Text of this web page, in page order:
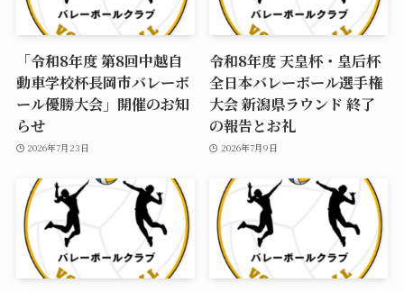
「令和8年度 第8回中越自
動車学校杯長岡市バレーボ
ール優勝大会」開催のお知
らせ
2026年7月23日
令和8年度 天皇杯・皇后杯
全日本バレーボール選手権
大会 新潟県ラウンド 終了
の報告とお礼
2026年7月9日